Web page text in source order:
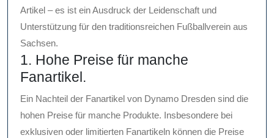
Artikel – es ist ein Ausdruck der Leidenschaft und
Unterstützung für den traditionsreichen Fußballverein aus
Sachsen.
1. Hohe Preise für manche
Fanartikel.
Ein Nachteil der Fanartikel von Dynamo Dresden sind die
hohen Preise für manche Produkte. Insbesondere bei
exklusiven oder limitierten Fanartikeln können die Preise